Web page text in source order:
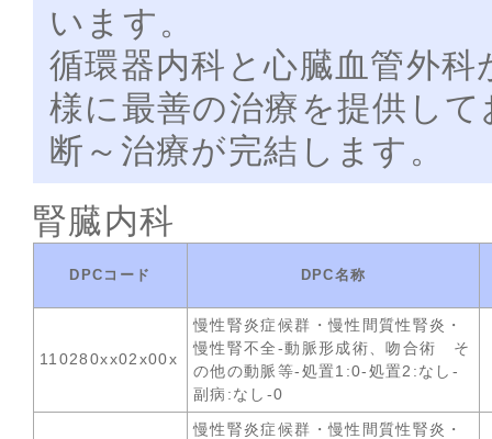
います。
循環器内科と心臓血管外
様に最善の治療を提供し
断～治療が完結します。
腎臓内科
DPCコード DPC名称
110280xx02x00x
慢性腎炎症候群・慢性間質性腎炎・
慢性腎不全-動脈形成術、吻合術 そ
の他の動脈等-処置1:0-処置2:なし-
副病:なし-0
慢性腎炎症候群・慢性間質性腎炎・